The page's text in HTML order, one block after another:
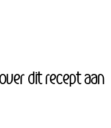
dit recept aan